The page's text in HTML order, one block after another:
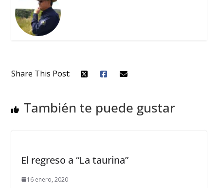
Share This Post:
También te puede gustar
El regreso a “La taurina”
16 enero, 2020